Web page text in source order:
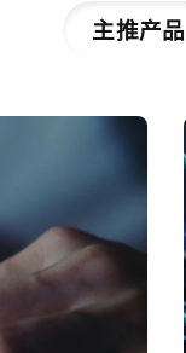
主推产品